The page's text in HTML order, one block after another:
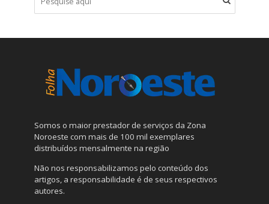
Somos o maior prestador de serviços da Zona
Noroeste com mais de 100 mil exemplares
distribuídos mensalmente na região
Não nos responsabilizamos pelo conteúdo dos
artigos, a responsabilidade é de seus respectivos
autores.